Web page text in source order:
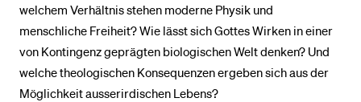
welchem Verhältnis stehen moderne Physik und
menschliche Freiheit? Wie lässt sich Gottes Wirken in einer
von Kontingenz geprägten biologischen Welt denken? Und
welche theologischen Konsequenzen ergeben sich aus der
Möglichkeit ausserirdischen Lebens?